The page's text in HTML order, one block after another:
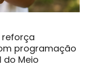
reforça
programação
do Meio